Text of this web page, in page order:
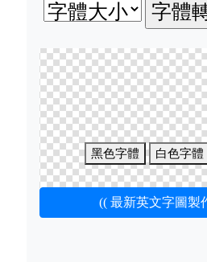
黑色字體 白色字體
(( 最新英文字圖製